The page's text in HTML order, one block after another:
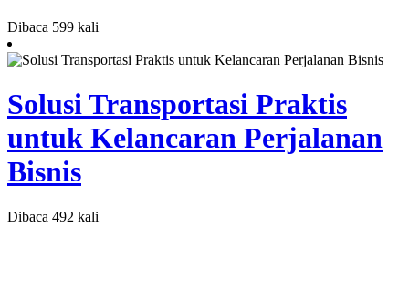
Dibaca 599 kali
Solusi Transportasi Praktis
untuk Kelancaran Perjalanan
Bisnis
Dibaca 492 kali